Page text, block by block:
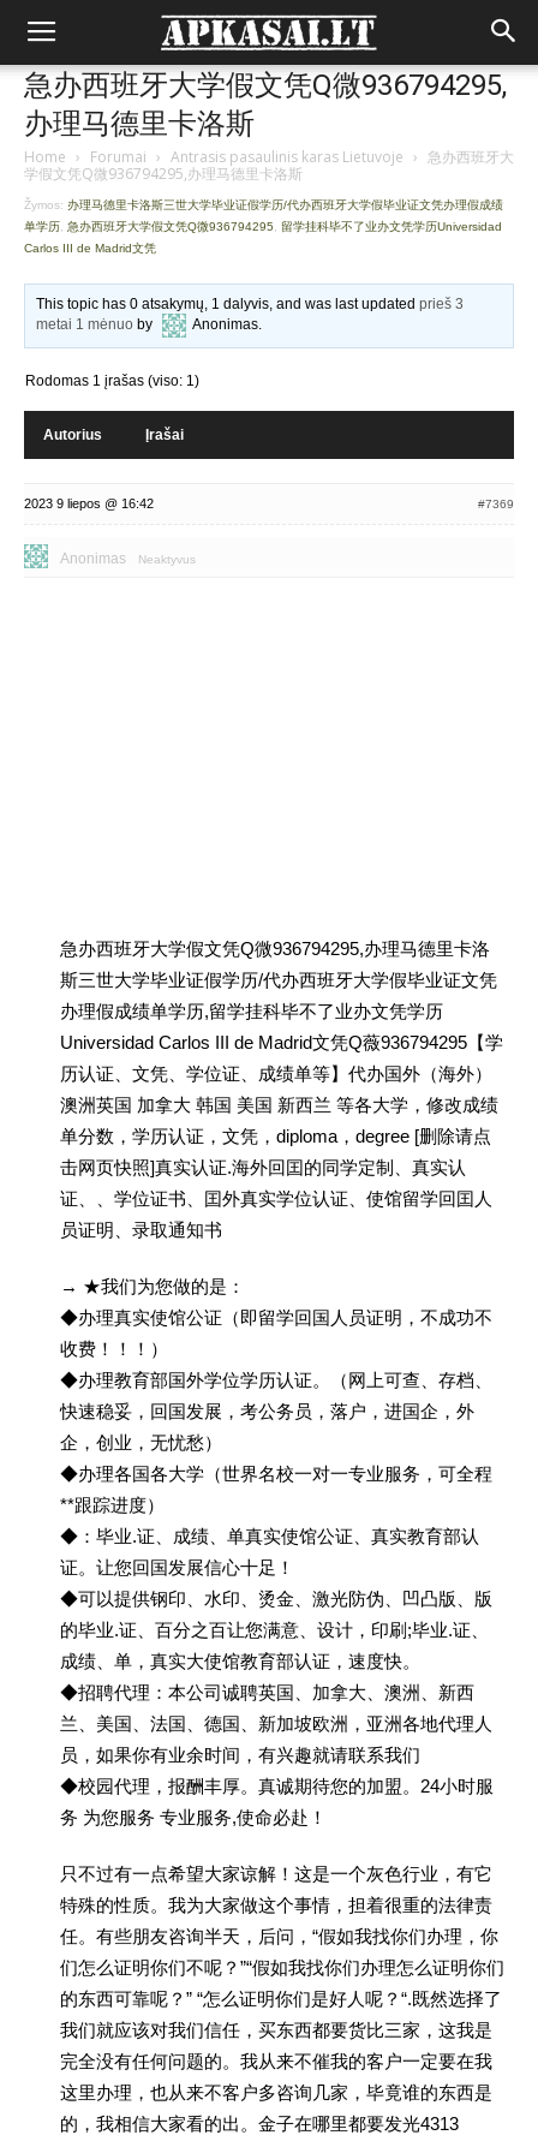
急办西班牙大学假文凭Q微936794295,
办理马德里卡洛斯
Home › Forumai › Antrasis pasaulinis karas Lietuvoje › 急办西班牙大
学假文凭Q微936794295,办理马德里卡洛斯
Žymos: 办理马德里卡洛斯三世大学毕业证假学历/代办西班牙大学假毕业证文凭办理假成绩
单学历 急办西班牙大学假文凭Q微936794295
留学挂科毕不了业办文凭学历Universidad
Carlos III de Madrid文凭
This topic has 0 atsakymų, 1 dalyvis, and was last updatedprieš 3
metai 1 mėnuo by Anonimas.
Rodomas 1 įrašas (viso: 1)
Autorius Įrašai
2023 9 liepos @ 16:42 #7369
Anonimas Neaktyvus
急办西班牙大学假文凭Q微936794295,办理马德里卡洛
斯三世大学毕业证假学历/代办西班牙大学假毕业证文凭
办理假成绩单学历,留学挂科毕不了业办文凭学历
Universidad Carlos III de Madrid文凭Q薇936794295【学
历认证、文凭、学位证、成绩单等】代办国外（海外）
澳洲英国 加拿大 韩国 美国 新西兰 等各大学，修改成绩
单分数，学历认证，文凭，diploma，degree [删除请点
击网页快照]真实认证.海外回囯的同学定制、真实认
证、、学位证书、囯外真实学位认证、使馆留学回囯人
员证明、录取通知书
→ ★我们为您做的是：
◆办理真实使馆公证（即留学回国人员证明，不成功不
收费！！！）
◆办理教育部国外学位学历认证。（网上可查、存档、
快速稳妥，回国发展，考公务员，落户，进国企，外
企，创业，无忧愁）
◆办理各国各大学（世界名校一对一专业服务，可全程
**跟踪进度）
◆：毕业.证、成绩、单真实使馆公证、真实教育部认
证。让您回国发展信心十足！
◆可以提供钢印、水印、烫金、激光防伪、凹凸版、版
的毕业.证、百分之百让您满意、设计，印刷;毕业.证、
成绩、单，真实大使馆教育部认证，速度快。
◆招聘代理：本公司诚聘英国、加拿大、澳洲、新西
兰、美国、法国、德国、新加坡欧洲，亚洲各地代理人
员，如果你有业余时间，有兴趣就请联系我们
◆校园代理，报酬丰厚。真诚期待您的加盟。24小时服
务 为您服务 专业服务,使命必赴！
只不过有一点希望大家谅解！这是一个灰色行业，有它
特殊的性质。我为大家做这个事情，担着很重的法律责
任。有些朋友咨询半天，后问，“假如我找你们办理，你
们怎么证明你们不呢？”“假如我找你们办理怎么证明你们
的东西可靠呢？” “怎么证明你们是好人呢？“.既然选择了
我们就应该对我们信任，买东西都要货比三家，这我是
完全没有任何问题的。我从来不催我的客户一定要在我
这里办理，也从来不客户多咨询几家，毕竟谁的东西是
的，我相信大家看的出。金子在哪里都要发光4313